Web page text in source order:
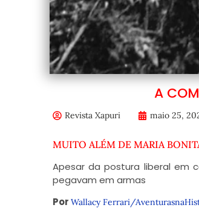
A
Revista Xapuri maio 25,
MUITO ALÉM DE MARIA
Apesar da postura liberal em
pegavam em armas
Por Wallacy Ferrari/